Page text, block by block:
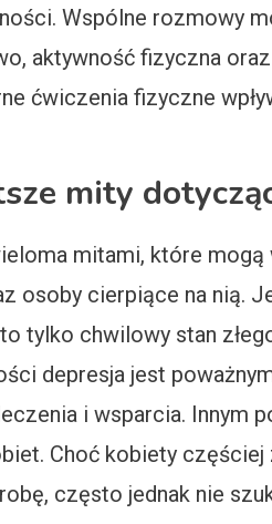
Wspólne rozmowy
aktywność fizyczna
ćwiczenia fizyczne
mity
mitami, które mogą
osoby cierpiące na nią.
tylko chwilowy stan
depresja jest
i wsparcia. Innym
Choć kobiety częściej
często jednak nie